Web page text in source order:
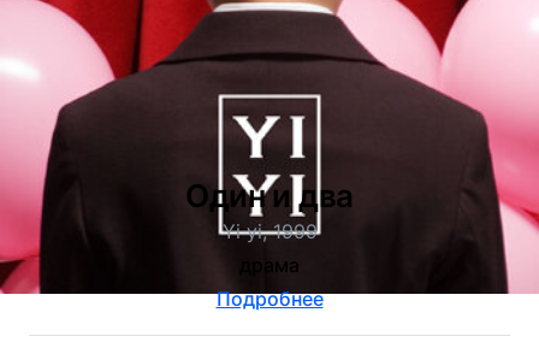
Один и два
Yi yi, 1999
драма
Подробнее